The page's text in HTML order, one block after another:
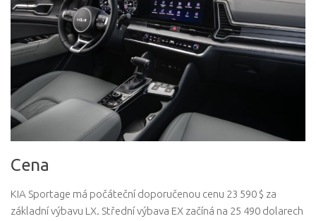
Cena
KIA Sportage má počáteční doporučenou cenu 23 590 $ za
základní výbavu LX. Střední výbava EX začíná na 25 490 dolarech